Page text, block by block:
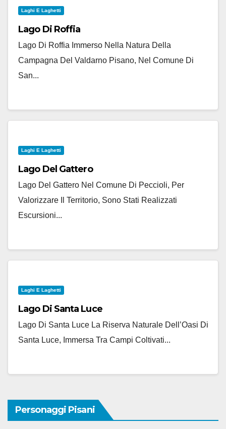
Laghi E Laghetti
Lago Di Roffia
Lago Di Roffia Immerso Nella Natura Della
Campagna Del Valdarno Pisano, Nel Comune Di
San...
Laghi E Laghetti
Lago Del Gattero
Lago Del Gattero Nel Comune Di Peccioli, Per
Valorizzare Il Territorio, Sono Stati Realizzati
Escursioni...
Laghi E Laghetti
Lago Di Santa Luce
Lago Di Santa Luce La Riserva Naturale Dell’Oasi Di
Santa Luce, Immersa Tra Campi Coltivati...
Personaggi Pisani